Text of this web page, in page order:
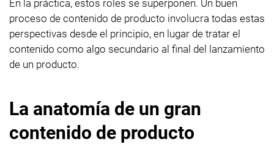
En la práctica, estos roles se superponen. Un buen
proceso de contenido de producto involucra todas estas
perspectivas desde el principio, en lugar de tratar el
contenido como algo secundario al final del lanzamiento
de un producto.
La anatomía de un gran
contenido de producto